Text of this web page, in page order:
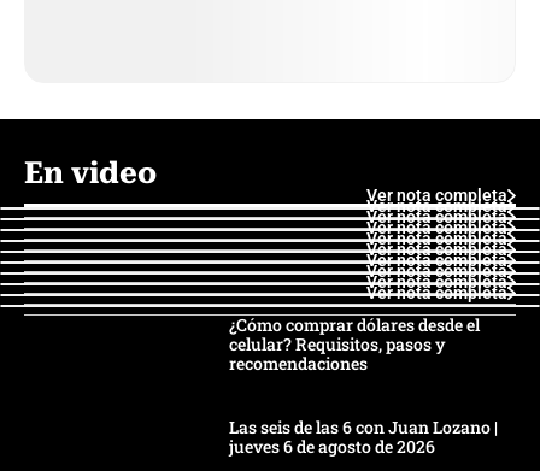
En video
Ver nota completa
Ver nota completa
Ver nota completa
Ver nota completa
Ver nota completa
Ver nota completa
Ver nota completa
Ver nota completa
Ver nota completa
Ver nota completa
¿Cómo comprar dólares desde el
celular? Requisitos, pasos y
recomendaciones
Las seis de las 6 con Juan Lozano |
jueves 6 de agosto de 2026